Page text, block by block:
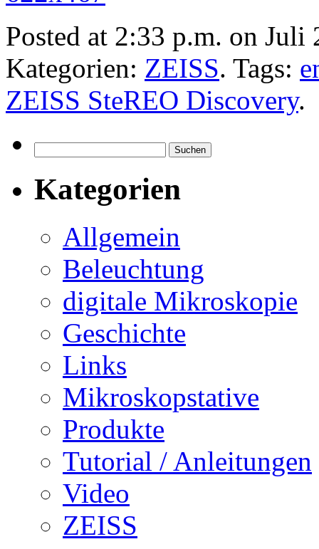
Posted at 2:33 p.m. on
Kategorien: ZEISS. Tags:
ZEISS SteREO Discovery.
nach:
Kategorien
Allgemein
Beleuchtung
digitale Mikroskopie
Geschichte
Links
Mikroskopstative
Produkte
Tutorial / Anleitungen
Video
ZEISS